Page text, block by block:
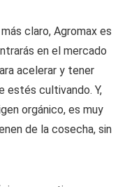
claro, Agromax es
en el mercado
acelerar y tener
estés cultivando. Y,
orgánico, es muy
de la cosecha, sin